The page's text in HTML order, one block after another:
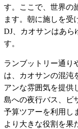
す。ここで、世界の
ます。朝に施しを受
DJ、カオサンはあら
す。
ランブットリー通り
は、カオサンの混沌
アンな雰囲気を提供
島への夜行バス、ビ
予算ツアーを利用し
より大きな役割を果